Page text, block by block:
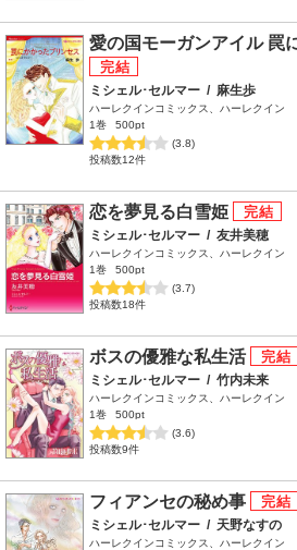
愛の国モーガンアイル 罠
ミシェル･セルマー / 麻生歩
ハーレクインコミックス、ハーレクイン
1巻
500pt
(3.8)
投稿数12件
恋を夢見る白雪姫
ミシェル･セルマー / 友井美穂
ハーレクインコミックス、ハーレクイン
1巻
500pt
(3.7)
投稿数18件
ボスの優雅な私生活
ミシェル･セルマー / 竹内未来
ハーレクインコミックス、ハーレクイン
1巻
500pt
(3.6)
投稿数9件
フィアンセの秘め事
ミシェル･セルマー / 天野なすの
ハーレクインコミックス、ハーレクイン